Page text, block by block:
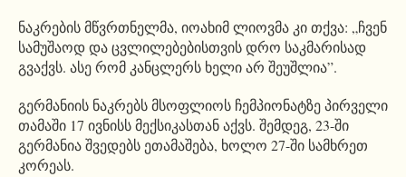
ნაკრების მწვრთნელმა, იოახიმ ლიოვმა კი თქვა: „ჩვენ
სამუშაოდ და ცვლილებებისთვის დრო საკმარისად
გვაქვს. ასე რომ კანცლერს ხელი არ შეუშლია”.
გერმანიის ნაკრებს მსოფლიოს ჩემპიონატზე პირველი
თამაში 17 ივნისს მექსიკასთან აქვს. შემდეგ, 23-ში
გერმანია შვედებს ეთამაშება, ხოლო 27-ში სამხრეთ
კორეას.